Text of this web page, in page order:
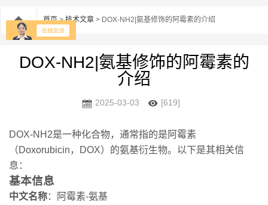
首页>技术文章 > DOX-NH2|氨基修饰的阿霉素的介绍
DOX-NH2|氨基修饰的阿霉素的
介绍
2025-03-03 [619]
DOX-NH2是一种化合物，通常指的是阿霉素
（Doxorubicin，DOX）的氨基衍生物。以下是其相关信
息：
基本信息
中文名称：阿霉素-氨基